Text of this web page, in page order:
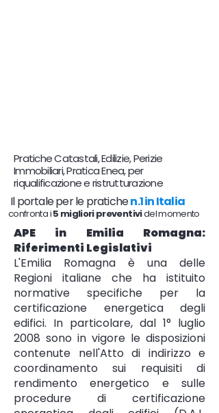
Pratiche Catastali, Edilizie, Perizie
Immobiliari, Pratica Enea, per
riqualificazione e ristrutturazione
Il portale per le pratichen.1 in Italia
confronta i5 migliori preventividel momento
APE in Emilia Romagna:
Riferimenti Legislativi
L'Emilia Romagna è una delle
Regioni italiane che ha istituito
normative specifiche per la
certificazione energetica degli
edifici. In particolare, dal 1° luglio
2008 sono in vigore le disposizioni
contenute nell'Atto di indirizzo e
coordinamento sui requisiti di
rendimento energetico e sulle
procedure di certificazione